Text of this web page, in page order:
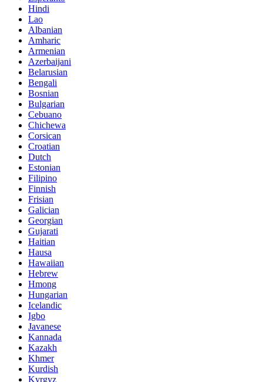
Hindi
Lao
Albanian
Amharic
Armenian
Azerbaijani
Belarusian
Bengali
Bosnian
Bulgarian
Cebuano
Chichewa
Corsican
Croatian
Dutch
Estonian
Filipino
Finnish
Frisian
Galician
Georgian
Gujarati
Haitian
Hausa
Hawaiian
Hebrew
Hmong
Hungarian
Icelandic
Igbo
Javanese
Kannada
Kazakh
Khmer
Kurdish
Kyrgyz